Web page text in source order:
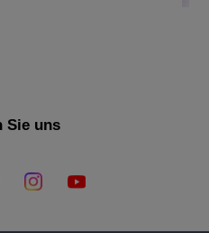
Sie uns